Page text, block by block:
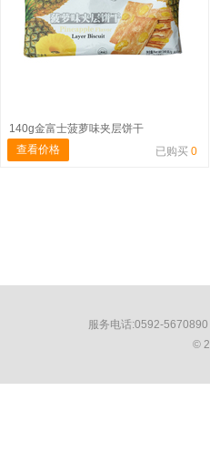
140g金富士菠萝味夹层饼干
查看价格
已购买 0
服务电话:0592-
©